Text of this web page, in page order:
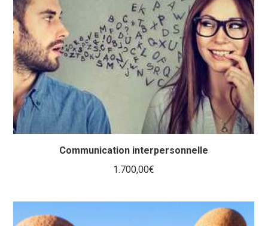
Communication interpersonnelle
1.700,00€